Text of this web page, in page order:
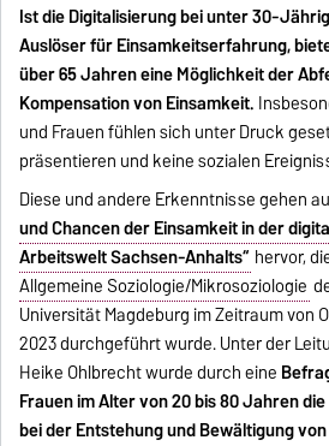
Ist die Digitalisierung bei unter 30-
Auslöser für Einsamkeitserfahrung,
über 65 Jahren eine Möglichkeit der
Kompensation von Einsamkeit.
und Frauen fühlen sich unter Druck
präsentieren und keine sozialen
Diese und andere Erkenntnisse gehen
und Chancen der Einsamkeit in der
Arbeitswelt Sachsen-Anhalts“ hervor,
Allgemeine Soziologie/Mikrosoziologie
Universität Magdeburg im Zeitraum von
2023 durchgeführt wurde. Unter der
Heike Ohlbrecht wurde durch eine
Frauen im Alter von 20 bis 80 Jahren
bei der Entstehung und Bewältigung